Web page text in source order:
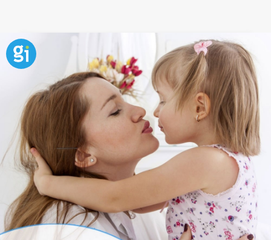
Frase sobre las metas y la felicidad
Ponerse metas y ayudar a otros a conseguirlas es
una de las mejores formas que tenemos de
encontrar la felicidad. Definir con los niños qué
queremos conseguir les ayudará , cuando lo
consigan, a ver que elesfuerzotiene una buena
recompensa.